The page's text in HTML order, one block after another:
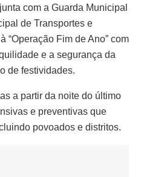
com a Guarda Municipal
de Transportes e
“Operação Fim de Ano” com
e a segurança da
de festividades.
a partir da noite do último
e preventivas que
povoados e distritos.